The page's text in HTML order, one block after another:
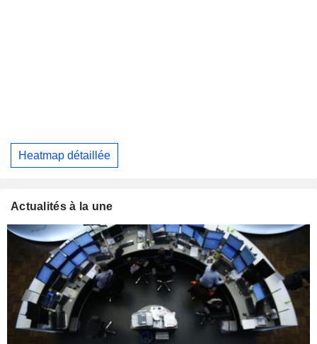
Heatmap détaillée
Actualités à la une